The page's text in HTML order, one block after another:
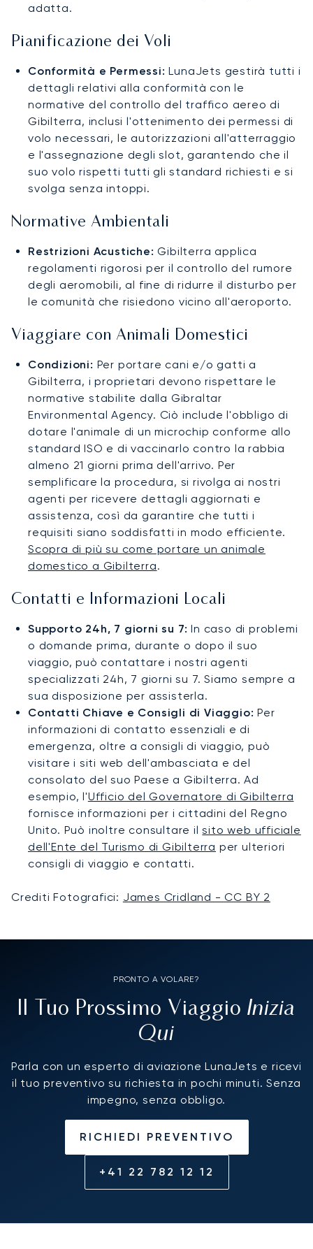
adatta.
Pianificazione dei Voli
Conformità e Permessi: LunaJets gestirà tutti i
dettagli relativi alla conformità con le
normative del controllo del traffico aereo di
Gibilterra, inclusi l'ottenimento dei permessi di
volo necessari, le autorizzazioni all'atterraggio
e l'assegnazione degli slot, garantendo che il
suo volo rispetti tutti gli standard richiesti e si
svolga senza intoppi.
Normative Ambientali
Restrizioni Acustiche: Gibilterra applica
regolamenti rigorosi per il controllo del rumore
degli aeromobili, al fine di ridurre il disturbo per
le comunità che risiedono vicino all'aeroporto.
Viaggiare con Animali Domestici
Condizioni: Per portare cani e/o gatti a
Gibilterra, i proprietari devono rispettare le
normative stabilite dalla Gibraltar
Environmental Agency. Ciò include l'obbligo di
dotare l'animale di un microchip conforme allo
standard ISO e di vaccinarlo contro la rabbia
almeno 21 giorni prima dell'arrivo. Per
semplificare la procedura, si rivolga ai nostri
agenti per ricevere dettagli aggiornati e
assistenza, così da garantire che tutti i
requisiti siano soddisfatti in modo efficiente.
Scopra di più su come portare un animale
domestico a Gibilterra.
Contatti e Informazioni Locali
Supporto 24h, 7 giorni su 7:In caso di problemi
o domande prima, durante o dopo il suo
viaggio, può contattare i nostri agenti
specializzati 24h, 7 giorni su 7. Siamo sempre a
sua disposizione per assisterla.
Contatti Chiave e Consigli di Viaggio: Per
informazioni di contatto essenziali e di
emergenza, oltre a consigli di viaggio, può
visitare i siti web dell'ambasciata e del
consolato del suo Paese a Gibilterra. Ad
esempio, l'Ufficio del Governatore di Gibilterra
fornisce informazioni per i cittadini del Regno
Unito. Può inoltre consultare ilsito web ufficiale
dell'Ente del Turismo di Gibilterra per ulteriori
consigli di viaggio e contatti.
Crediti Fotografici: James Cridland - CC BY 2
PRONTO A VOLARE?
Il Tuo Prossimo Viaggio Inizia
Qui
Parla con un esperto di aviazione LunaJets e ricevi
il tuo preventivo su richiesta in pochi minuti. Senza
impegno, senza obbligo.
RICHIEDI PREVENTIVO
+41 22 782 12 12